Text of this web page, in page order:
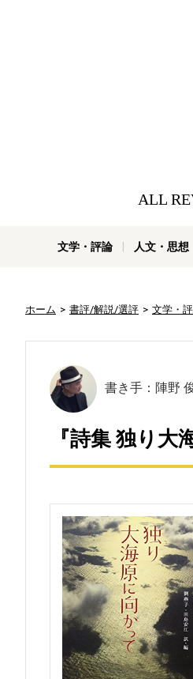
ALL
文学・評論 人文・思想
ホーム 書評/解説/選評 文学・
書き手：陣野
『詩集 独り